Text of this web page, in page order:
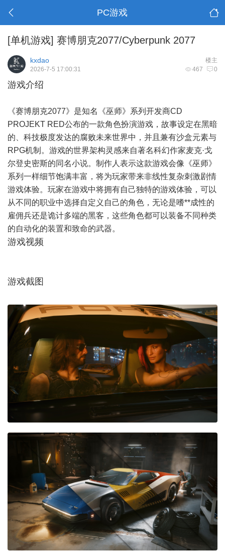
PC游戏
[单机游戏] 赛博朋克2077/Cyberpunk 2077
楼主
kxdao
467 0
2026-7-5 17:00:31
游戏介绍
《赛博朋克2077》是知名《巫师》系列开发商CD
PROJEKT RED公布的一款角色扮演游戏，故事设定在黑暗
的、科技极度发达的腐败未来世界中，并且兼有沙盒元素与
RPG机制。游戏的世界架构灵感来自著名科幻作家麦克·戈
尔登史密斯的同名小说。制作人表示这款游戏会像《巫师》
系列一样细节饱满丰富，将为玩家带来非线性复杂刺激剧情
游戏体验。玩家在游戏中将拥有自己独特的游戏体验，可以
从不同的职业中选择自定义自己的角色，无论是嗜**成性的
雇佣兵还是诡计多端的黑客，这些角色都可以装备不同种类
的自动化的装置和致命的武器。
游戏视频
游戏截图